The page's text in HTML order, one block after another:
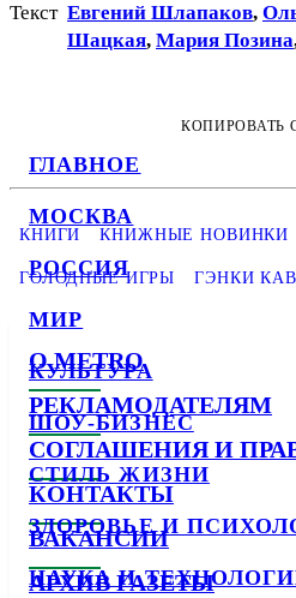
ГЛАВНОЕ
МОСКВА
РОССИЯ
МИР
КУЛЬТУРА
ШОУ-БИЗНЕС
СТИЛЬ ЖИЗНИ
ЗДОРОВЬЕ И
НАУКА И
Текст Евгений Шлапаков,
Шацкая, Мария Позина
КОПИРОВАТЬ
КНИГИ КНИЖНЫЕ НОВИНКИ
ГОЛОДНЫЕ ИГРЫ ГЭНКИ
О METRO
РЕКЛАМОДАТЕЛЯМ
СОГЛАШЕНИЯ И
КОНТАКТЫ
ВАКАНСИИ
АРХИВ ГАЗЕТЫ